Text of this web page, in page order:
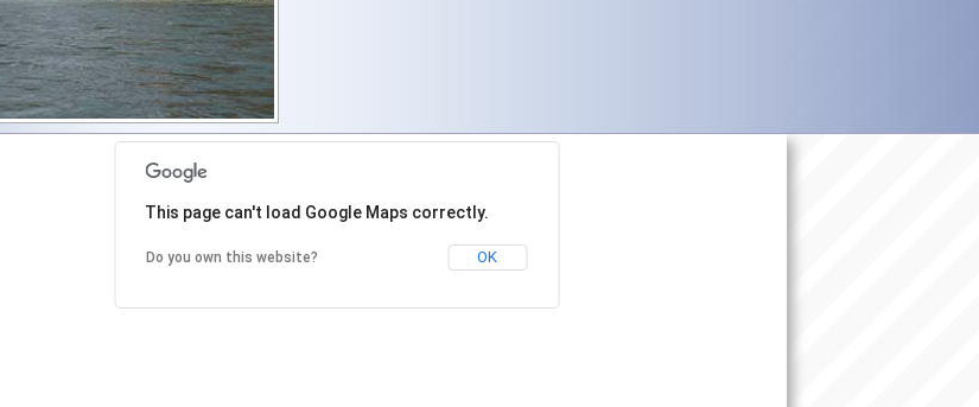
This page can't load Google Maps correctly.
Do you own this website? OK